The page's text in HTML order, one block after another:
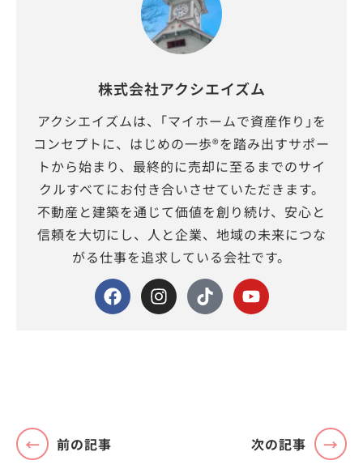
株式会社アクシエイズム
アクシエイズムは、｢マイホームで資産作り｣を
コンセプトに、はじめの一歩®を踏み出すサポー
トから始まり、最終的に売却に至るまでのサイ
クルすべてにお付き合いさせていただきます。
不動産と建築を通じて価値を創り続け、安心と
信頼を大切にし、人と企業、地域の未来につな
がる仕事を追求している会社です。
前の記事 次の記事